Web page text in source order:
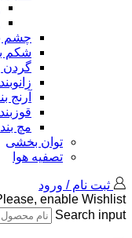
چشم
شکم
گردن
زانوبند
آرنج
قوزبند
مچ بند
توان بخشی
تصفیه هوا
ثبت نام / ورود
enable Wishlist.
Search input